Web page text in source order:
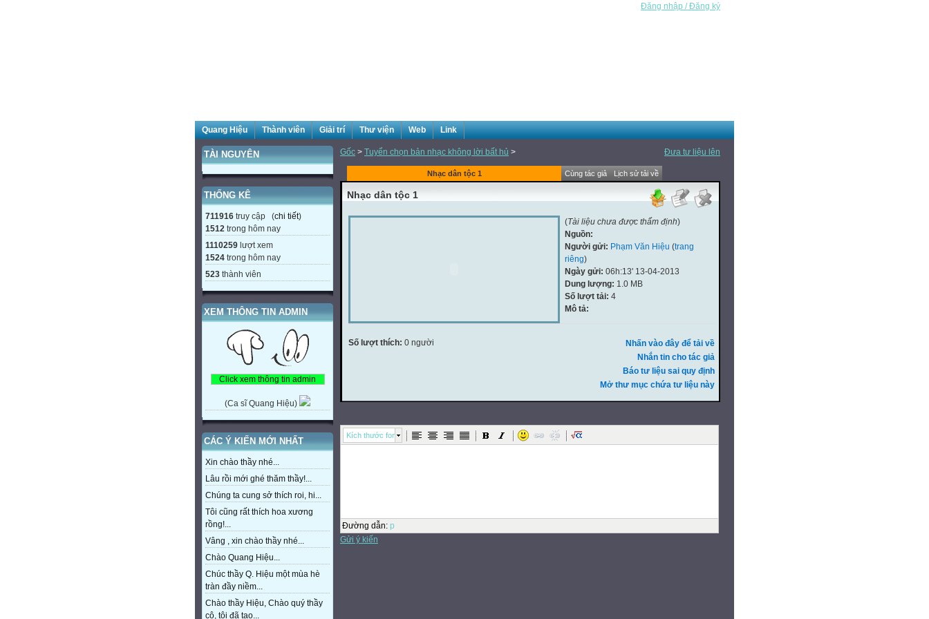
Đăng nhập / Đăng ký
Quang Hiệu Thành viên Giải trí Thư viện Web Link
TÀI NGUYÊN
THỐNG KÊ
711916 truy cập (chi tiết)
1512 trong hôm nay
1110259 lượt xem
1524 trong hôm nay
523 thành viên
XEM THÔNG TIN ADMIN
(Ca sĩ Quang Hiệu)
CÁC Ý KIẾN MỚI NHẤT
Xin chào thầy nhé...
Lâu rồi mới ghé thăm thầy!...
Chúng ta cung sở thích roi, hi...
Tôi cũng rất thích hoa xương
rồng!...
Vâng , xin chào thầy nhé...
Chào Quang Hiệu...
Chúc thầy Q. Hiệu một mùa hè
tràn đầy niềm...
Chào thầy Hiệu, Chào quý thầy
cô, tôi đã tạo...
Đưa tư liệu lên
Gốc > Tuyển chọn bản nhạc không lời bất hủ >
Nhạc dân tộc 1 Cùng tác giả Lịch sử tải về
Nhạc dân tộc 1
(Tài liệu chưa được thẩm định)
Nguồn:
Người gửi: Phạm Văn Hiệu (trang
riêng)
Ngày gửi: 06h:13' 13-04-2013
Dung lượng: 1.0 MB
Số lượt tải: 4
Mô tả:
Nhấn vào đây để tải về
Nhắn tin cho tác giả
Báo tư liệu sai quy định
Mở thư mục chứa tư liệu này
Số lượt thích: 0 người
Kích thước font
Đường dẫn: p
Gửi ý kiến